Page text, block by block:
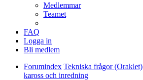
Medlemmar
Teamet
FAQ
Logga in
Bli medlem
Forumindex Tekniska frågor (Oraklet)
kaross och inredning